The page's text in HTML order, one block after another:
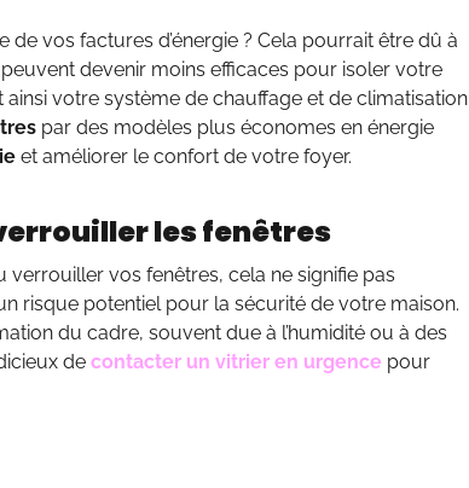
vos factures d’énergie ? Cela pourrait être dû à
devenir moins efficaces pour isoler votre
votre système de chauffage et de climatisation
par des modèles plus économes en énergie
et améliorer le confort de votre foyer.
les fenêtres
vos fenêtres, cela ne signifie pas
risque potentiel pour la sécurité de votre maison.
du cadre, souvent due à l’humidité ou à des
de contacter un vitrier en urgence pour